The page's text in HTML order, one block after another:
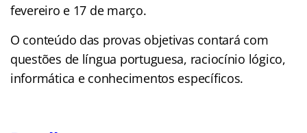
fevereiro e 17 de março.
O conteúdo das provas objetivas contará com
questões de língua portuguesa, raciocínio lógico,
informática e conhecimentos específicos.